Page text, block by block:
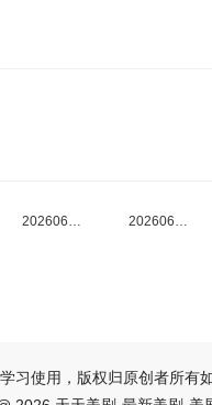
20260603加更 20260603上半场
习使用，版权归原创者所有